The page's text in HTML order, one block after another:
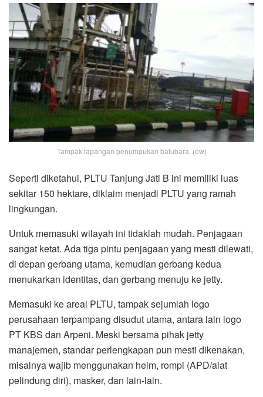
Tampak lapangan penumpukan batubara. (ow)
Seperti diketahui, PLTU Tanjung Jati B ini memiliki luas
sekitar 150 hektare, diklaim menjadi PLTU yang ramah
lingkungan.
Untuk memasuki wilayah ini tidaklah mudah. Penjagaan
sangat ketat. Ada tiga pintu penjagaan yang mesti dilewati,
di depan gerbang utama, kemudian gerbang kedua
menukarkan identitas, dan gerbang menuju ke jetty.
Memasuki ke areal PLTU, tampak sejumlah logo
perusahaan terpampang disudut utama, antara lain logo
PT KBS dan Arpeni. Meski bersama pihak jetty
manajemen, standar perlengkapan pun mesti dikenakan,
misalnya wajib menggunakan helm, rompi (APD/alat
pelindung diri), masker, dan lain-lain.